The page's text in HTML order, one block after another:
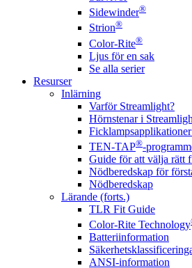
Sidewinder®
Strion®
Color-Rite®
Ljus för en sak
Se alla serier
Resurser
Inlärning
Varför Streamlight?
Hörnstenar i
TEN-TAP®-
Guide för att välja rätt
Nödberedskap för
Nödberedskap
Lärande (forts.)
TLR Fit Guide
Color-Rite Technology
Batteriinformation
ANSI-information